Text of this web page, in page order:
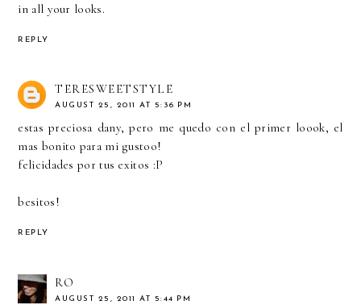
in all your looks.
REPLY
TERESWEETSTYLE
AUGUST 25, 2011 AT 5:36 PM
estas preciosa dany, pero me quedo con el primer loook, el
mas bonito para mi gustoo!
felicidades por tus exitos :P
besitos!
REPLY
RO
AUGUST 25, 2011 AT 5:44 PM